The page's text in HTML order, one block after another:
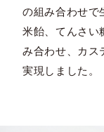
の組み合わせで
米飴、てんさい
み合わせ、カス
実現しました。